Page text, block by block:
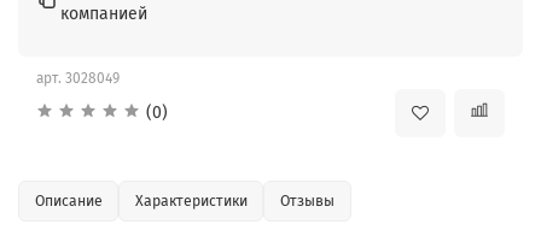
арт. 3028049
(0)
компанией
Описание Характеристики Отзывы